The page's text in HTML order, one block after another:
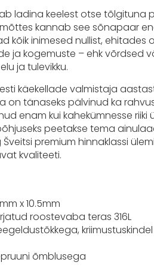
ladina keelest otse tõlgituna
kannab see sõnapaar
kõik inimesed nullist, ehitades
ja kogemuste – ehk võrdsed
ja tulevikku.
käekellade valmistaja
on tänaseks pälvinud ka
enam kui kahekümnesse riiki
peetakse tema
premium hinnaklassi
kvaliteeti.
x 10.5mm
roostevaba teras 316L
õmblusega